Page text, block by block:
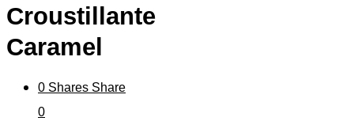
Croustillante
Caramel
0 Shares Share
0